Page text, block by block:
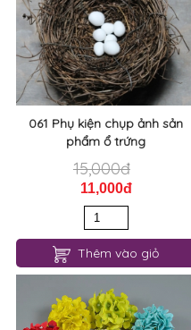
061 Phụ kiện chụp ảnh sản
phẩm ổ trứng
15,000đ
11,000đ
Thêm vào giỏ